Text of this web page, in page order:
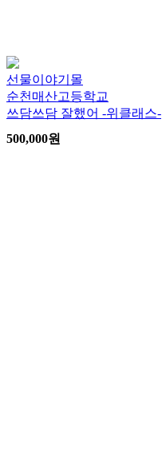
선물이야기몰
순천매산고등학교
쓰담쓰담 잘했어 -위클래스-
500,000원